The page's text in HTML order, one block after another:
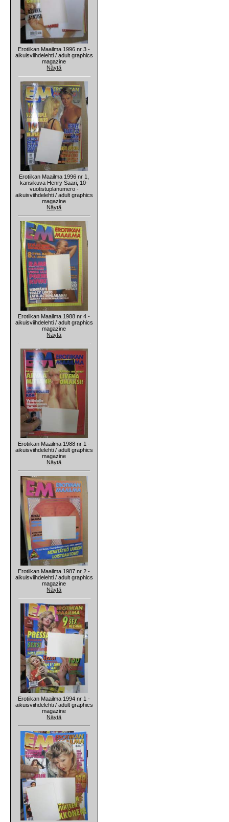
Erotiikan Maailma 1996 nr 3 -
aikuisviihdelehti / adult graphics
magazine
Näytä
Erotiikan Maailma 1996 nr 1,
kansikuva Henry Saari, 10-
vuotistuplanumero -
aikuisviihdelehti / adult graphics
magazine
Näytä
Erotiikan Maailma 1988 nr 4 -
aikuisviihdelehti / adult graphics
magazine
Näytä
Erotiikan Maailma 1988 nr 1 -
aikuisviihdelehti / adult graphics
magazine
Näytä
Erotiikan Maailma 1987 nr 2 -
aikuisviihdelehti / adult graphics
magazine
Näytä
Erotiikan Maailma 1994 nr 1 -
aikuisviihdelehti / adult graphics
magazine
Näytä